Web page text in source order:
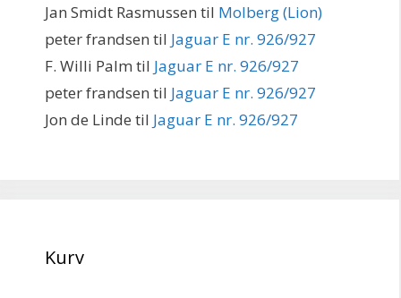
Jan Smidt Rasmussen til Molberg (Lion)
peter frandsen til Jaguar E nr. 926/927
F. Willi Palm til Jaguar E nr. 926/927
peter frandsen til Jaguar E nr. 926/927
Jon de Linde til Jaguar E nr. 926/927
Kurv